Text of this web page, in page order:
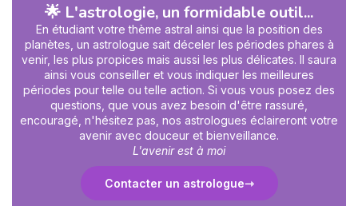
🌟 L'astrologie, un formidable outil...
En étudiant votre thème astral ainsi que la position des
planètes, un astrologue sait déceler les périodes phares à
venir, les plus propices mais aussi les plus délicates. Il saura
ainsi vous conseiller et vous indiquer les meilleures
périodes pour telle ou telle action. Si vous vous posez des
questions, que vous avez besoin d'être rassuré,
encouragé, n'hésitez pas, nos astrologues éclaireront votre
avenir avec douceur et bienveillance.
L'avenir est à moi
Contacter un astrologue